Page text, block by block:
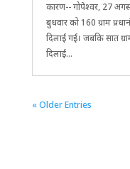
कारण-- गोपेश्वर, 27
बुधवार को 160 ग्राम
दिलाई गई। जबकि सात
दिलाई...
« Older Entries